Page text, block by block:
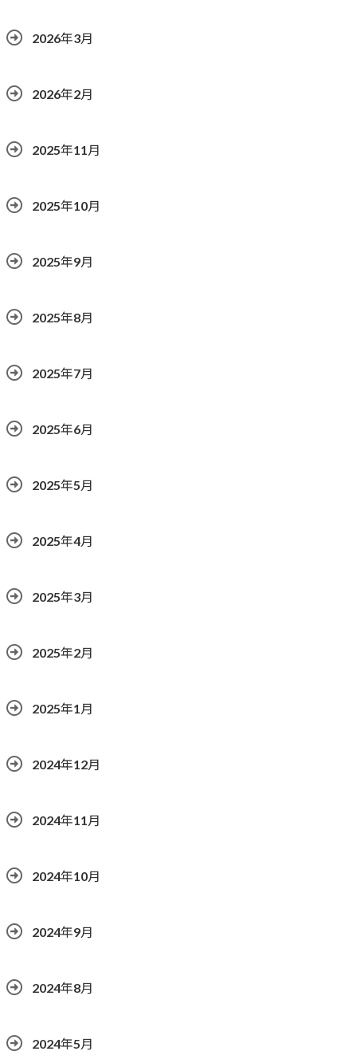
2026年3月
2026年2月
2025年11月
2025年10月
2025年9月
2025年8月
2025年7月
2025年6月
2025年5月
2025年4月
2025年3月
2025年2月
2025年1月
2024年12月
2024年11月
2024年10月
2024年9月
2024年8月
2024年5月